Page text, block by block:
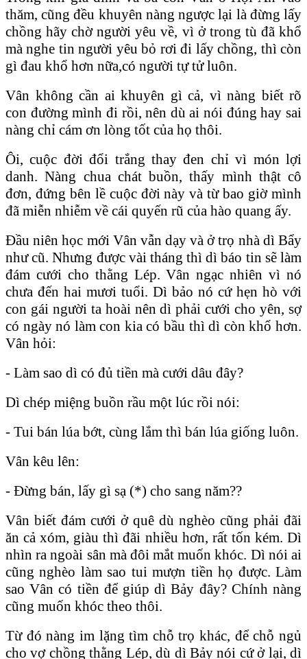
thăm, cũng đều khuyên nàng ngược lại là đừng lấy
chồng hãy chờ người yêu về, vì ở trong tù đã khổ
mà nghe tin người yêu bỏ rơi đi lấy chồng, thì còn
gì đau khổ hơn nữa,có người tự tử luôn.
Vân không cần ai khuyên gì cả, vì nàng biết rõ
con đường mình đi rồi, nên dù ai nói đúng hay sai
nàng chỉ cám ơn lòng tốt của họ thôi.
Ôi, cuộc đời đổi trắng thay đen chỉ vì món lợi
danh. Nàng chua chát buồn, thấy mình thật cô
đơn, đứng bên lề cuộc đời này và từ bao giờ mình
đã miễn nhiễm về cái quyến rũ của hào quang ấy.
Đầu niên học mới Vân vẫn dạy và ở trọ nhà dì Bẩy
như cũ. Nhưng được vài tháng thì dì báo tin sẽ làm
đám cưới cho thằng Lép. Vân ngạc nhiên vì nó
chưa đến hai mươi tuổi. Dì bảo nó cứ hẹn hò với
con gái người ta hoài nên dì phải cưới cho yên, sợ
có ngày nó làm con kia có bầu thì dì còn khổ hơn.
Vân hỏi:
- Làm sao dì có đủ tiền mà cưới dâu đây?
Dì chép miệng buồn rầu một lúc rồi nói:
- Tui bán lúa bớt, cùng lắm thì bán lúa giống luôn.
Vân kêu lên:
- Đừng bán, lấy gì sạ (*) cho sang năm??
Vân biết đám cưới ở quê dù nghèo cũng phải đãi
ăn cả xóm, giàu thì đãi nhiều hơn, rất tốn kém. Dì
nhìn ra ngoài sân mà đôi mắt muốn khóc. Dì nói ai
cũng nghèo làm sao tui mượn tiền họ được. Làm
sao Vân có tiền để giúp dì Bảy đây? Chính nàng
cũng muốn khóc theo thôi.
Từ đó nàng im lặng tìm chỗ trọ khác, để chỗ ngủ
cho vợ chồng thằng Lép, dù dì Bảy nói cứ ở lại, dì